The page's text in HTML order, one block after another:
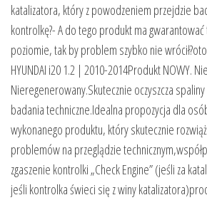
katalizatora, który z powodzeniem przejdzie
kontrolkę?- A do tego produkt ma gwarantować
poziomie, tak by problem szybko nie
HYUNDAI i20 1.2 | 2010-2014Produkt NOWY.
Nieregenerowany.Skutecznie oczyszcza
badania techniczne.Idealna propozycja dla
wykonanego produktu, który skutecznie
problemów na przeglądzie
zgaszenie kontrolki „Check Engine” (jeśli za
jeśli kontrolka świeci się z winy